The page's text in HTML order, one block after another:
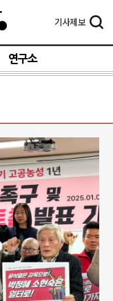
기사제보
연구소